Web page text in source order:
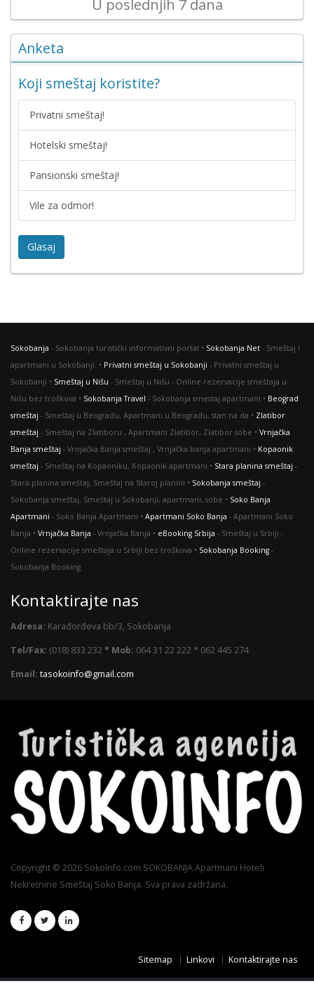
U poslednjih 7 dana
Anketa
Koji smeštaj koristite?
Privatni smeštaj!
Hotelski smeštaj!
Pansionski smeštaj!
Vile za odmor!
Glasaj
Sokobanja - Sokobanja turistički informativni portal • Sokobanja Net - Smeštaj i
apartmani u Sokobanji. • Privatni smeštaj u Sokobanji - Privatni smeštaj u
Sokobanji • Smeštaj u Nišu - Smeštaj u Nišu - Online rezervacije smeštaja u
Nišu bez troškova • Sokobanja Travel - Sokobanja smestaj apartmani • Beograd
smeštaj - Smeštaj u Beogradu, Apartmani u Beogradu, stan na da • Zlatibor
smeštaj - Smeštaj na Zlatiboru , Apartmani Zlatibor, Zlatibor sobe • Vrnjačka
Banja smeštaj - Vrnjačka Banja smeštaj , Vrnjačka banja apartmani • Kopaonik
smeštaj - Smeštaj na Kopaoniku, Kopaonik apartmani • Stara planina smeštaj -
Stara planina smeštaj, Smeštaj na Staroj planini • Sokobanja smeštaj -
Sokobanja smeštaj, Smeštaj u Sokobanji, apartmani, sobe • Soko Banja
Apartmani - Soko Banja Apartmani • Apartmani Soko Banja - Apartmani Soko
Banja • Vrnjačka Banja - Vrnjačka Banja • eBooking Srbija - Smeštaj u Srbiji -
Оnline rezervacije smeštaja u Srbiji bez troškova • Sokobanja Booking -
Sokobanja Booking
Kontaktirajte nas
Adresa: Karađorđeva bb/3, Sokobanja
Tel/Fax: (018) 833 232 * Mob: 064 31 22 222 * 062 445 274
Email: tasokoinfo@gmail.com
Copyright © 2026 SokoInfo.com SOKOBANJA Apartmani Hoteli
Nekretnine Smeštaj Soko Banja. Sva prava zadržana.
Sitemap Linkovi Kontaktirajte nas